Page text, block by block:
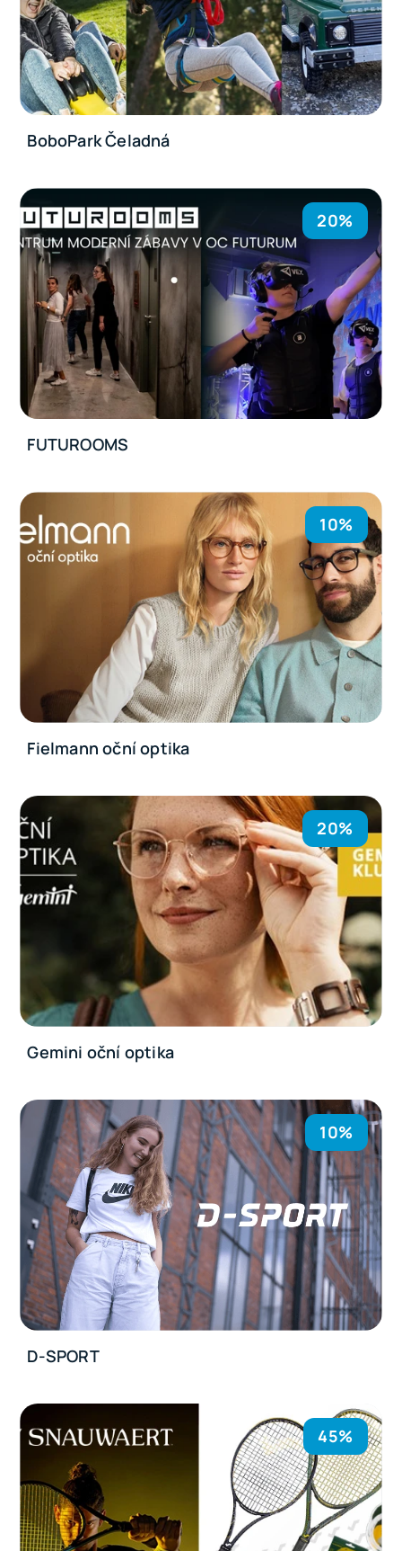
BoboPark Čeladná
20%
FUTUROOMS
10%
Fielmann oční optika
20%
Gemini oční optika
10%
D-SPORT
45%